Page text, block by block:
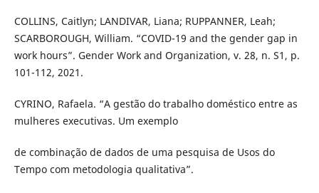
COLLINS, Caitlyn; LANDIVAR, Liana; RUPPANNER, Leah;
SCARBOROUGH, William. “COVID-19 and the gender gap in
work hours”. Gender Work and Organization, v. 28, n. S1, p.
101-112, 2021.
CYRINO, Rafaela. “A gestão do trabalho doméstico entre as
mulheres executivas. Um exemplo
de combinação de dados de uma pesquisa de Usos do
Tempo com metodologia qualitativa”.